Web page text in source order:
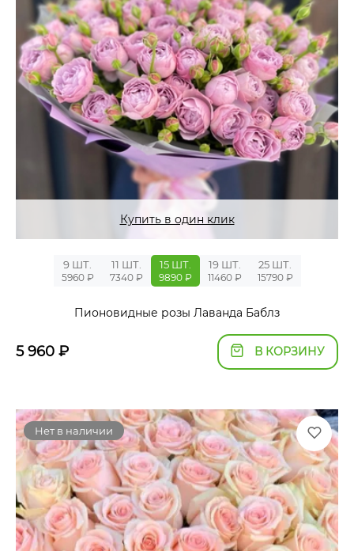
Купить в один клик
9 ШТ.
5960 ₽
11 ШТ.
7340 ₽
15 ШТ.
9890 ₽
19 ШТ.
11460 ₽
25 ШТ.
15790 ₽
Пионовидные розы Лаванда Баблз
5 960 ₽ В КОРЗИНУ
Нет в наличии